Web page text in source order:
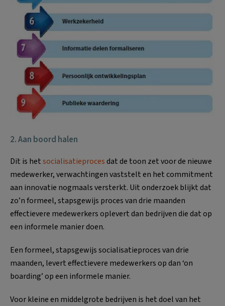
2. Aan boord halen
Dit is hetsocialisatieprocesdat de toon zet voor de nieuwe
medewerker, verwachtingen vaststelt en het commitment
aan innovatie nogmaals versterkt. Uit onderzoek blijkt dat
zo’n formeel, stapsgewijs proces van drie maanden
effectievere medewerkers oplevert dan bedrijven die dat op
een informele manier doen.
Een formeel, stapsgewijs socialisatieproces van drie
maanden, levert effectievere medewerkers op dan ‘on
boarding’ op een informele manier.
Voor kleine en middelgrote bedrijven is het doel van het